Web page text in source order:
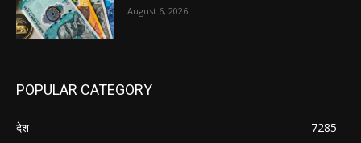
August 6, 2026
POPULAR CATEGORY
देश
7285